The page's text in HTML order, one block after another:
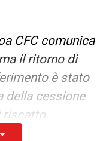
CFC comunica
il ritorno di
è stato
della cessione
riscatto.